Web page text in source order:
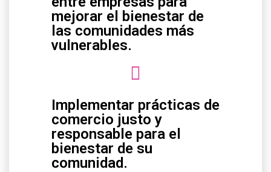
mejorar el bienestar de
las comunidades más
vulnerables.
Implementar prácticas de
comercio justo y
responsable para el
bienestar de su
comunidad.